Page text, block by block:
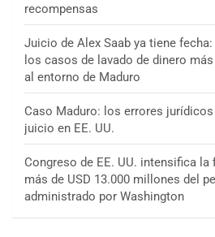
recompensas
Juicio de Alex Saab ya tiene fecha:
los casos de lavado de dinero
al entorno de Maduro
Caso Maduro: los errores jurídicos
juicio en EE. UU.
Congreso de EE. UU. intensifica
más de USD 13.000 millones del
administrado por Washington